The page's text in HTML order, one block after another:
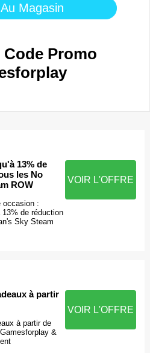
Magasin
Promo
13% de
les No
ROW
occasion :
13% de réduction
Sky Steam
VOIR L'OFFRE
à partir
à partir de
&
VOIR L'OFFRE